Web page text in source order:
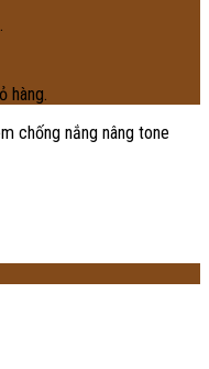
hàng.
chống nắng nâng tone